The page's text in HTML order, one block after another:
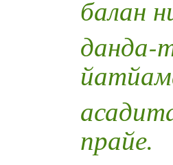
балан
данда-
прайе.